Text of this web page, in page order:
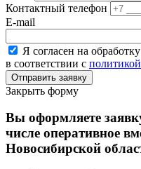
Контактный телефон
E-mail
Я согласен на
в соответствии с
Закрыть форму
Вы оформляете
числе оперативное
Новосибирской